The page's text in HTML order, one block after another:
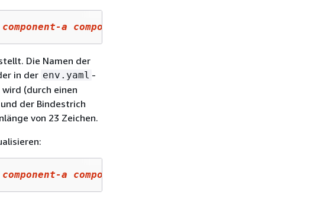
component-a component-
Die Namen der
in der env.yaml -
(durch einen
der Bindestrich
von 23 Zeichen.
component-a component-